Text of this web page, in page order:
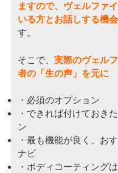
ますので、ヴェルファ
いる方とお話しする機
す。
そこで、 実際のヴェル
者の「生の声」を元に
・必須のオプション
・できれば付けておき
ン
・最も機能が良く、お
ナビ
・ボディコーティング